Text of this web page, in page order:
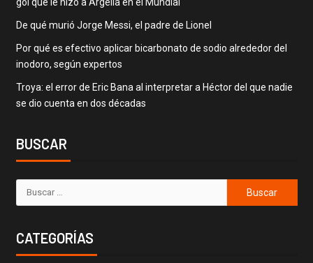
De qué murió Jorge Messi, el padre de Lionel
Por qué es efectivo aplicar bicarbonato de sodio alrededor del
inodoro, según expertos
Troya: el error de Eric Bana al interpretar a Héctor del que nadie
se dio cuenta en dos décadas
BUSCAR
CATEGORÍAS